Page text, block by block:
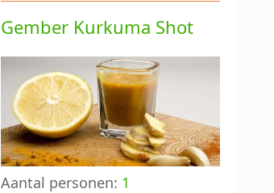
Gember Kurkuma Shot
Aantal personen: 1